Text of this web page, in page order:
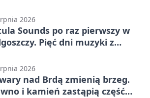
2026
Sounds po raz pierwszy w
Pięć dni muzyki z
2026
nad Brdą zmienią brzeg.
i kamień zastąpią część